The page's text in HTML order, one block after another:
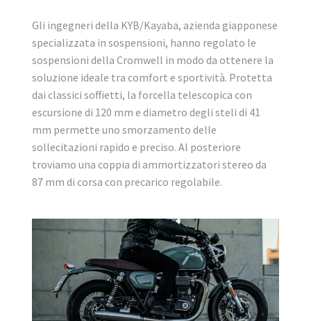
Gli ingegneri della KYB/Kayaba, azienda giapponese
specializzata in sospensioni, hanno regolato le
sospensioni della Cromwell in modo da ottenere la
soluzione ideale tra comfort e sportività. Protetta
dai classici soffietti, la forcella telescopica con
escursione di 120 mm e diametro degli steli di 41
mm permette uno smorzamento delle
sollecitazioni rapido e preciso. Al posteriore
troviamo una coppia di ammortizzatori stereo da
87 mm di corsa con precarico regolabile.